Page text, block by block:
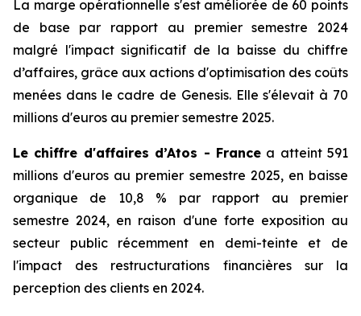
La marge opérationnelle s'est améliorée de 60 points
de base par rapport au premier semestre 2024
malgré l'impact significatif de la baisse du chiffre
d’affaires, grâce aux actions d'optimisation des coûts
menées dans le cadre de Genesis. Elle s'élevait à 70
millions d'euros au premier semestre 2025.
Le chiffre d'affaires d’Atos - Francea atteint 591
millions d'euros au premier semestre 2025, en baisse
organique de 10,8 % par rapport au premier
semestre 2024, en raison d'une forte exposition au
secteur public récemment en demi-teinte et de
l'impact des restructurations financières sur la
perception des clients en 2024.